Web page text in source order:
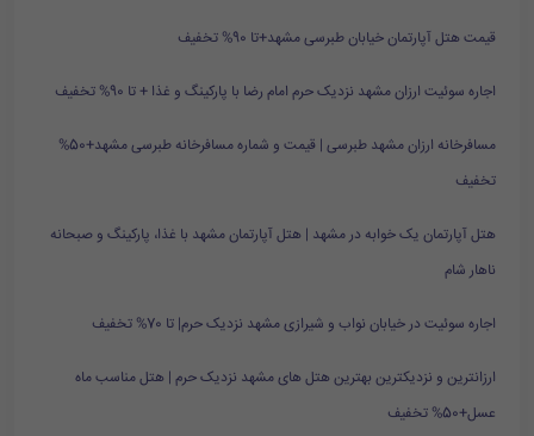
قیمت هتل آپارتمان خیابان طبرسی مشهد+تا 90% تخفیف
اجاره سوئیت ارزان مشهد نزدیک حرم امام رضا با پارکینگ و غذا + تا 90% تخفیف
مسافرخانه ارزان مشهد طبرسی | قیمت و شماره مسافرخانه طبرسی مشهد+50%
تخفیف
هتل آپارتمان یک خوابه در مشهد | هتل آپارتمان مشهد با غذا، پارکینگ و صبحانه
ناهار شام
اجاره سوئیت در خیابان نواب و شیرازی مشهد نزدیک حرم| تا 70% تخفیف
ارزانترین و نزدیکترین بهترین هتل های مشهد نزدیک حرم | هتل مناسب ماه
عسل+50% تخفیف